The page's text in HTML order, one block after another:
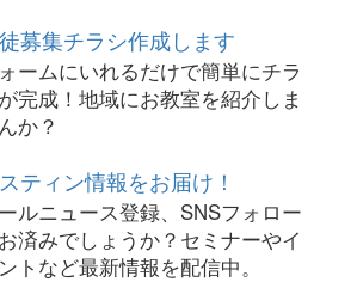
募集チラシ作成します
ームにいれるだけで簡単にチラ
完成！地域にお教室を紹介しま
か？
ティン情報をお届け！
ルニュース登録、SNSフォロー
済みでしょうか？セミナーやイ
トなど最新情報を配信中。